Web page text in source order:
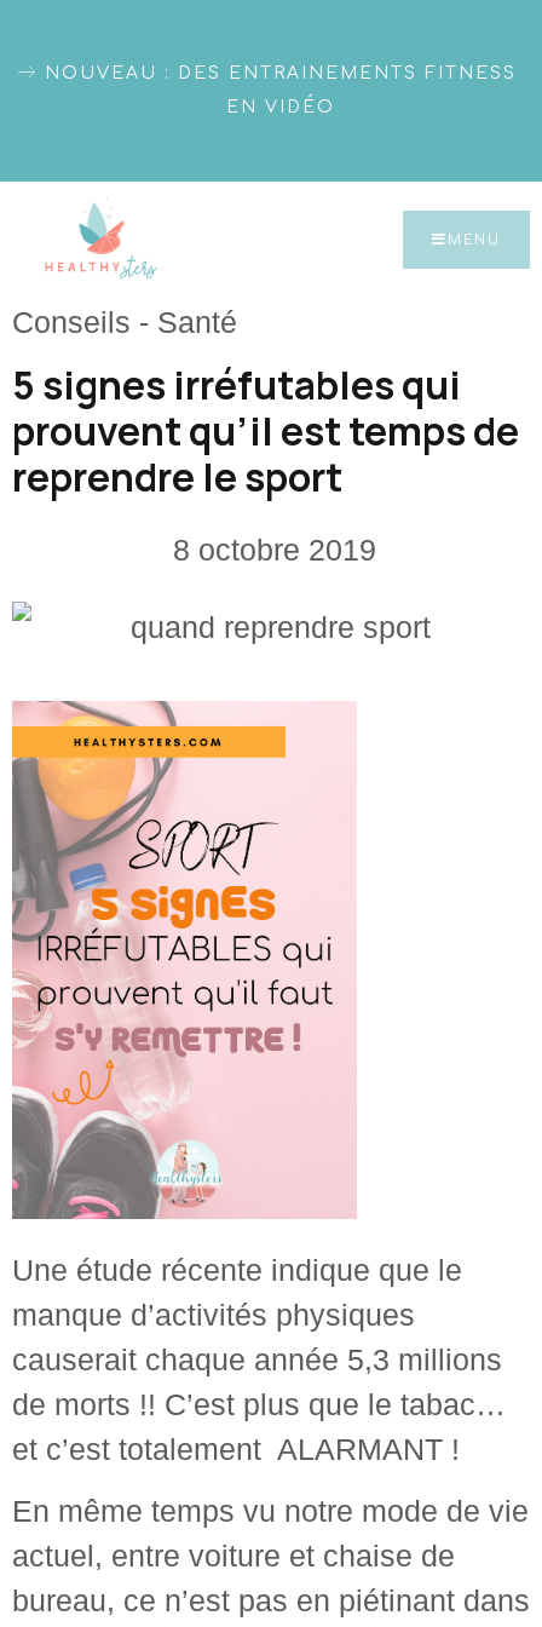
NOUVEAU : DES ENTRAINEMENTS FITNESS
EN VIDÉO
MENU
Conseils - Santé
5 signes irréfutables qui
prouvent qu’il est temps de
reprendre le sport
8 octobre 2019
Une étude récente indique que le
manque d’activités physiques
causerait chaque année 5,3 millions
de morts !! C’est plus que le tabac…
et c’est totalement ALARMANT !
En même temps vu notre mode de vie
actuel, entre voiture et chaise de
bureau, ce n’est pas en piétinant dans